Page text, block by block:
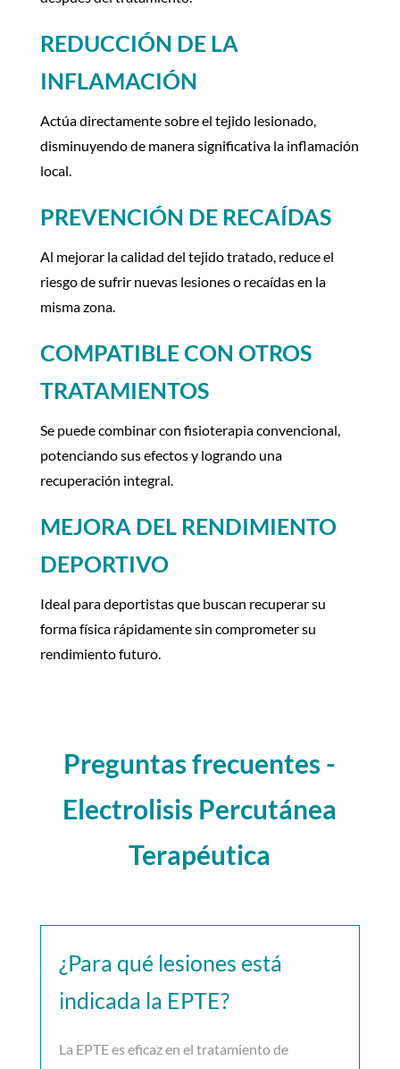
REDUCCIÓN DE LA
INFLAMACIÓN
Actúa directamente sobre el tejido lesionado,
disminuyendo de manera significativa la inflamación
local.
PREVENCIÓN DE RECAÍDAS
Al mejorar la calidad del tejido tratado, reduce el
riesgo de sufrir nuevas lesiones o recaídas en la
misma zona.
COMPATIBLE CON OTROS
TRATAMIENTOS
Se puede combinar con fisioterapia convencional,
potenciando sus efectos y logrando una
recuperación integral.
MEJORA DEL RENDIMIENTO
DEPORTIVO
Ideal para deportistas que buscan recuperar su
forma física rápidamente sin comprometer su
rendimiento futuro.
Preguntas frecuentes -
Electrolisis Percutánea
Terapéutica
¿Para qué lesiones está
indicada la EPTE?
La EPTE es eficaz en el tratamiento de